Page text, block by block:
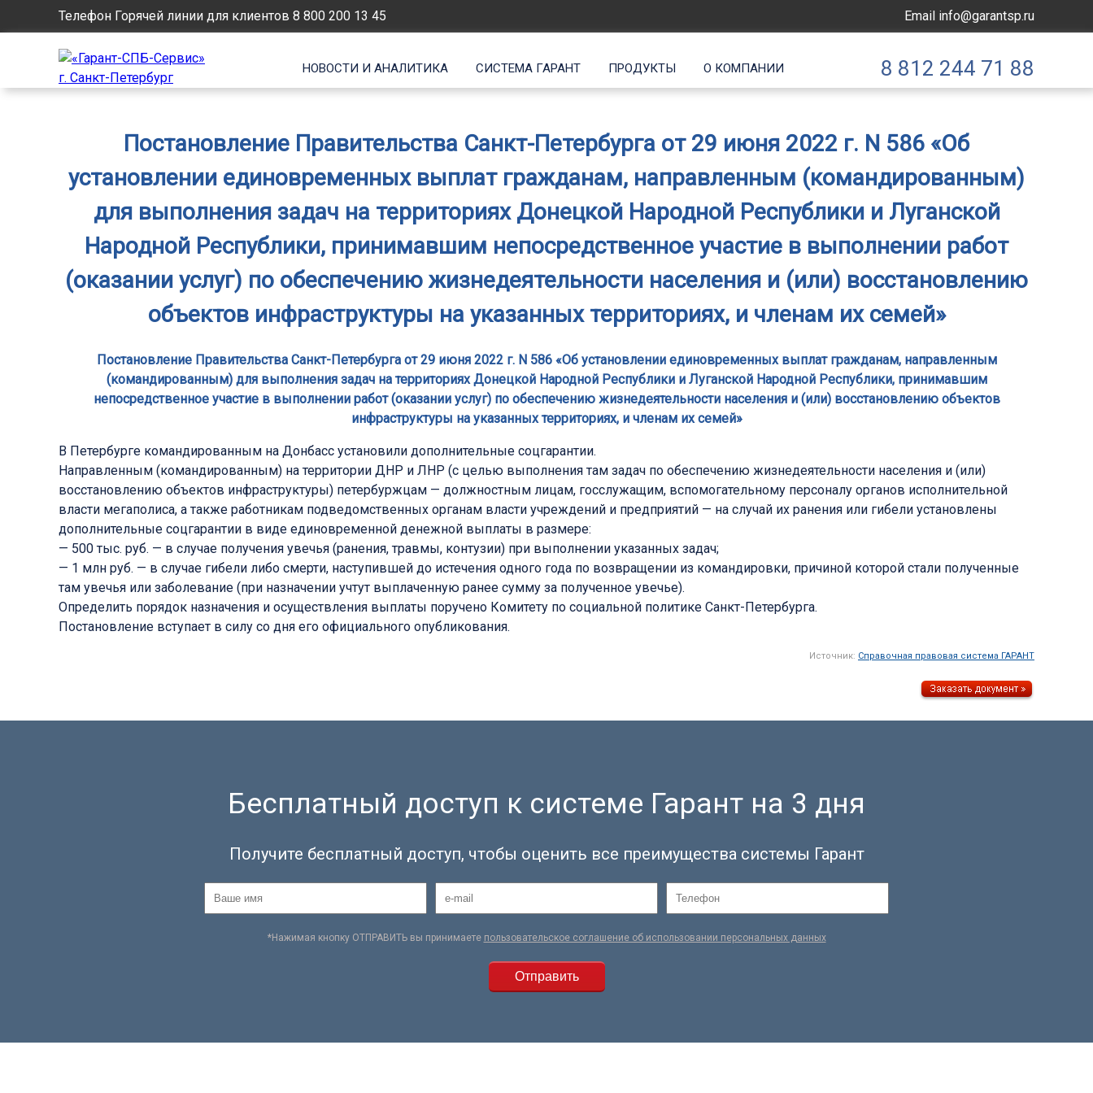
Телефон Горячей линии для клиентов 8 800 200 13 45 Email info@garantsp.ru
НОВОСТИ И АНАЛИТИКА СИСТЕМА ГАРАНТ ПРОДУКТЫ О КОМПАНИИ 8 812 244 71 88
Постановление Правительства Санкт-Петербурга от 29 июня 2022 г. N 586 «Об
установлении единовременных выплат гражданам, направленным (командированным)
для выполнения задач на территориях Донецкой Народной Республики и Луганской
Народной Республики, принимавшим непосредственное участие в выполнении работ
(оказании услуг) по обеспечению жизнедеятельности населения и (или) восстановлению
объектов инфраструктуры на указанных территориях, и членам их семей»
Постановление Правительства Санкт-Петербурга от 29 июня 2022 г. N 586 «Об установлении единовременных выплат гражданам, направленным
(командированным) для выполнения задач на территориях Донецкой Народной Республики и Луганской Народной Республики, принимавшим
непосредственное участие в выполнении работ (оказании услуг) по обеспечению жизнедеятельности населения и (или) восстановлению объектов
инфраструктуры на указанных территориях, и членам их семей»
В Петербурге командированным на Донбасс установили дополнительные соцгарантии.
Направленным (командированным) на территории ДНР и ЛНР (с целью выполнения там задач по обеспечению жизнедеятельности населения и (или)
восстановлению объектов инфраструктуры) петербуржцам — должностным лицам, госслужащим, вспомогательному персоналу органов исполнительной
власти мегаполиса, а также работникам подведомственных органам власти учреждений и предприятий — на случай их ранения или гибели установлены
дополнительные соцгарантии в виде единовременной денежной выплаты в размере:
— 500 тыс. руб. — в случае получения увечья (ранения, травмы, контузии) при выполнении указанных задач;
— 1 млн руб. — в случае гибели либо смерти, наступившей до истечения одного года по возвращении из командировки, причиной которой стали полученные
там увечья или заболевание (при назначении учтут выплаченную ранее сумму за полученное увечье).
Определить порядок назначения и осуществления выплаты поручено Комитету по социальной политике Санкт-Петербурга.
Постановление вступает в силу со дня его официального опубликования.
Источник: Справочная правовая система ГАРАНТ
Бесплатный доступ к системе Гарант на 3 дня
Получите бесплатный доступ, чтобы оценить все преимущества системы Гарант
*Нажимая кнопку ОТПРАВИТЬ вы принимаете пользовательское соглашение об использовании персональных данных